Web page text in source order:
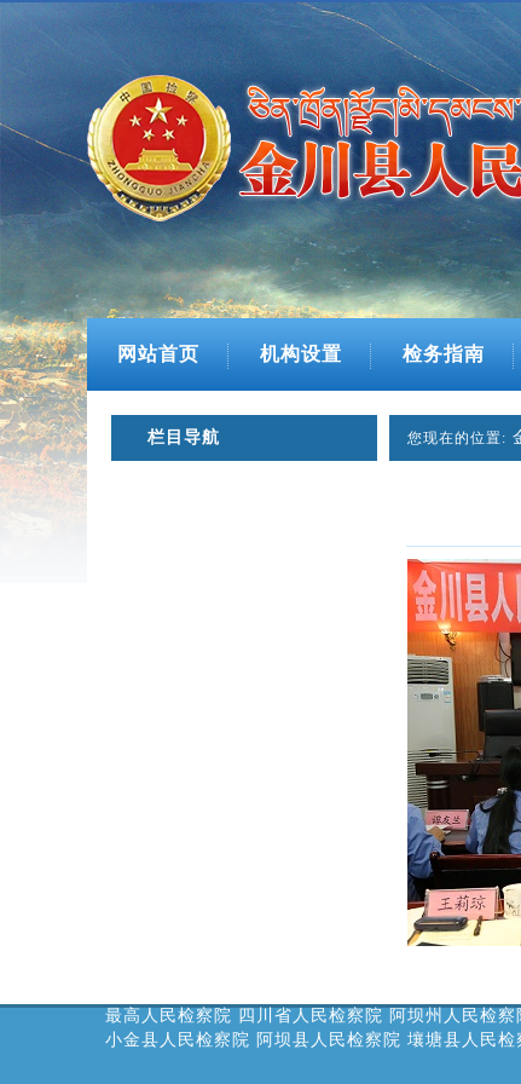
网站首页 机构设置 检务指南
栏目导航 您现在的位置:
最高人民检察院 四川省人民检察院 阿坝州人民检察
小金县人民检察院 阿坝县人民检察院 壤塘县人民检